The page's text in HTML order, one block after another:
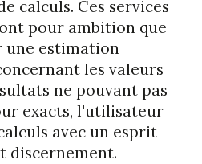
calculs. Ces services
pour ambition que
une estimation
les valeurs
ne pouvant pas
exacts, l'utilisateur
avec un esprit
discernement.